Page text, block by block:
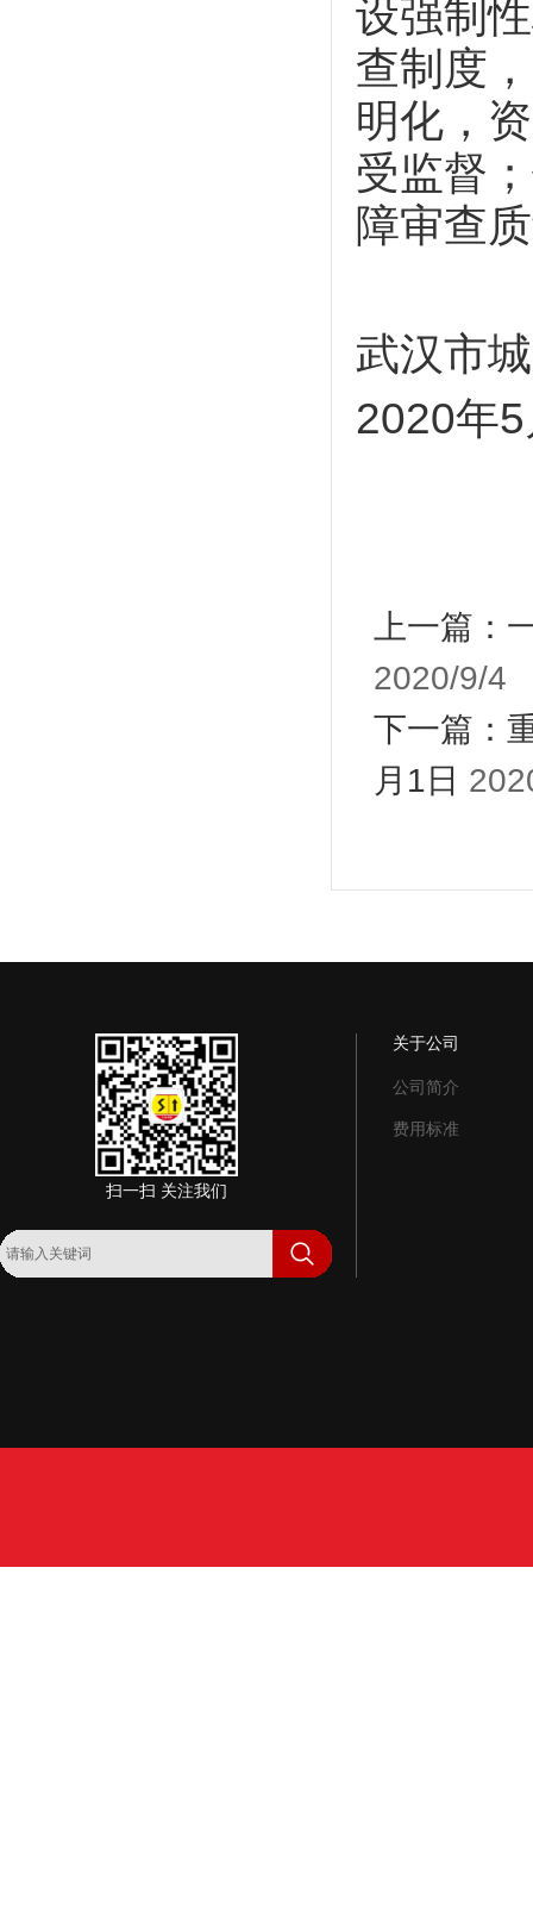
设强制
查制度
明化，
受监督
障审查
武汉市
2020年
上一篇：
2020/9/4
下一篇：
月1日
扫一扫 关注我们
关于公司
公司简介
费用标准